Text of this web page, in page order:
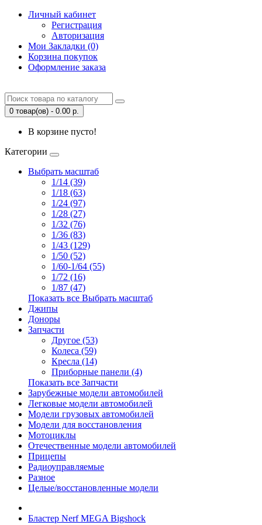
Личный кабинет
Регистрация
Авторизация
Мои Закладки (0)
Корзина покупок
Оформление заказа
0 товар(ов) - 0.00 р.
В корзине пусто!
Категории
Выбрать масштаб
1/14 (39)
1/18 (63)
1/24 (97)
1/28 (27)
1/32 (76)
1/36 (83)
1/43 (129)
1/50 (52)
1/60-1/64 (55)
1/72 (16)
1/87 (47)
Показать все Выбрать масштаб
Джипы
Доноры
Запчасти
Другое (53)
Колеса (59)
Кресла (14)
Приборные панели (4)
Показать все Запчасти
Зарубежные модели автомобилей
Легковые модели автомобилей
Модели грузовых автомобилей
Модели для восстановления
Мотоциклы
Отечественные модели автомобилей
Прицепы
Радиоуправляемые
Разное
Целые/восстановленные модели
Бластер Nerf MEGA Bigshock